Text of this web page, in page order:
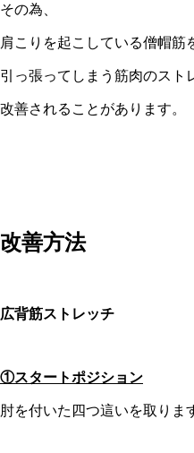
その為、
肩こりを起こしている僧帽筋
引っ張ってしまう筋肉のスト
改善されることがあります。
改善方法
広背筋ストレッチ
①スタートポジション
肘を付いた四つ這いを取りま